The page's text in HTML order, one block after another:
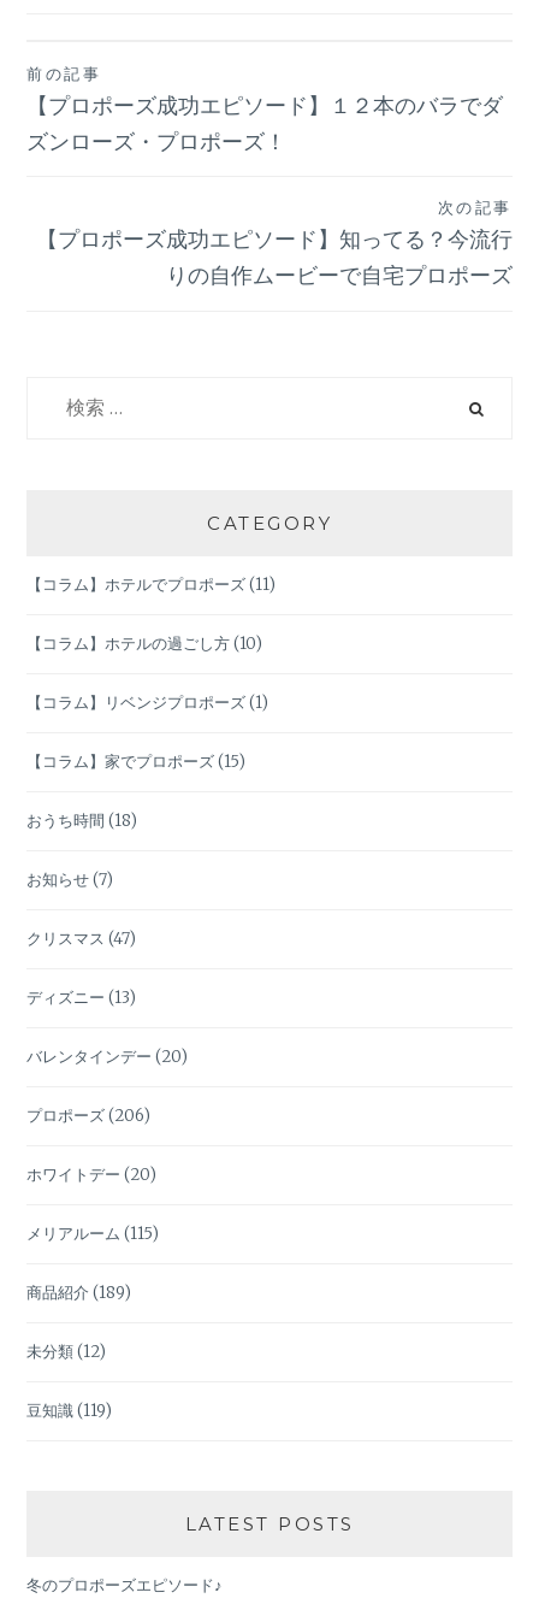
投
稿
ビ
前の記事
【プロポーズ成功エピソード】１２本のバラでダ
ズンローズ・プロポーズ！
次の記事
【プロポーズ成功エピソード】知ってる？今流行
りの自作ムービーで自宅プロポーズ
CATEGORY
【コラム】ホテルでプロポーズ(11)
【コラム】ホテルの過ごし方(10)
【コラム】リベンジプロポーズ(1)
【コラム】家でプロポーズ(15)
おうち時間 (18)
お知らせ(7)
クリスマス (47)
ディズニー (13)
バレンタインデー (20)
プロポーズ(206)
ホワイトデー (20)
メリアルーム (115)
商品紹介 (189)
未分類(12)
豆知識(119)
LATEST POSTS
冬のプロポーズエピソード♪